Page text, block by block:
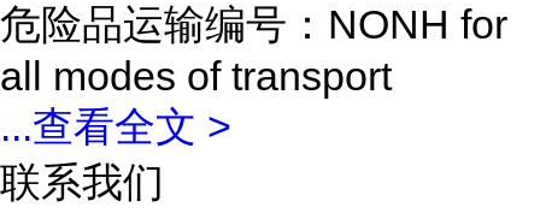
危险品运输编号：NONH for
all modes of transport
...查看全文 >
联系我们